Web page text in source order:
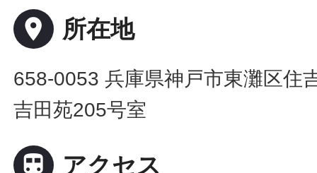
place 所在地
658-0053 兵庫県神戸市東灘区住
吉田苑205号室
 アクセス